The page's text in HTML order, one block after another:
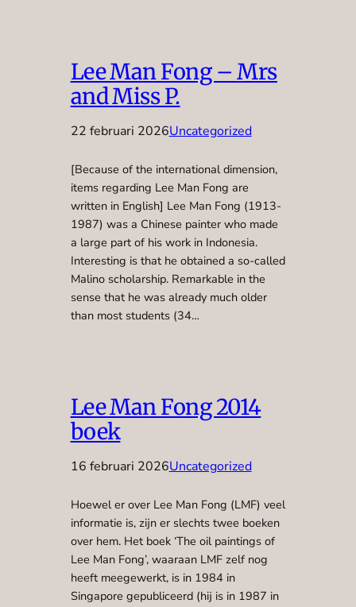
Lee Man Fong – Mrs
and Miss P.
22 februari 2026Uncategorized
[Because of the international dimension,
items regarding Lee Man Fong are
written in English] Lee Man Fong (1913-
1987) was a Chinese painter who made
a large part of his work in Indonesia.
Interesting is that he obtained a so-called
Malino scholarship. Remarkable in the
sense that he was already much older
than most students (34…
Lee Man Fong 2014
boek
16 februari 2026Uncategorized
Hoewel er over Lee Man Fong (LMF) veel
informatie is, zijn er slechts twee boeken
over hem. Het boek ‘The oil paintings of
Lee Man Fong’, waaraan LMF zelf nog
heeft meegewerkt, is in 1984 in
Singapore gepubliceerd (hij is in 1987 in